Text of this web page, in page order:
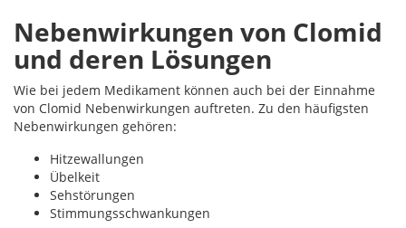
Nebenwirkungen von Clomid
und deren Lösungen
Wie bei jedem Medikament können auch bei der Einnahme
von Clomid Nebenwirkungen auftreten. Zu den häufigsten
Nebenwirkungen gehören:
Hitzewallungen
Übelkeit
Sehstörungen
Stimmungsschwankungen